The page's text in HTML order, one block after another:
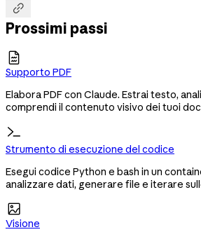

Prossimi passi

Supporto PDF
Elabora PDF con Claude. Estrai testo,
comprendi il contenuto visivo dei tuoi
Strumento di esecuzione del codice
Esegui codice Python e bash in un
analizzare dati, generare file e iterare

Visione